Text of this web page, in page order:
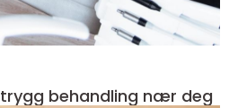
Tannlege osterøy trygg behandling nær deg